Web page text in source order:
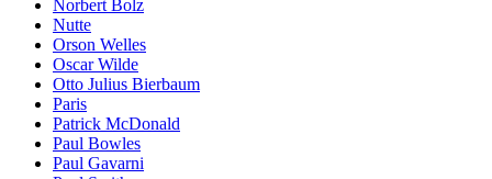
Norbert Bolz
Nutte
Orson Welles
Oscar Wilde
Otto Julius Bierbaum
Paris
Patrick McDonald
Paul Bowles
Paul Gavarni